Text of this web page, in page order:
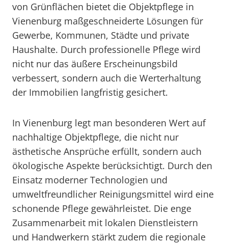
von Grünflächen bietet die Objektpflege in
Vienenburg maßgeschneiderte Lösungen für
Gewerbe, Kommunen, Städte und private
Haushalte. Durch professionelle Pflege wird
nicht nur das äußere Erscheinungsbild
verbessert, sondern auch die Werterhaltung
der Immobilien langfristig gesichert.
In Vienenburg legt man besonderen Wert auf
nachhaltige Objektpflege, die nicht nur
ästhetische Ansprüche erfüllt, sondern auch
ökologische Aspekte berücksichtigt. Durch den
Einsatz moderner Technologien und
umweltfreundlicher Reinigungsmittel wird eine
schonende Pflege gewährleistet. Die enge
Zusammenarbeit mit lokalen Dienstleistern
und Handwerkern stärkt zudem die regionale